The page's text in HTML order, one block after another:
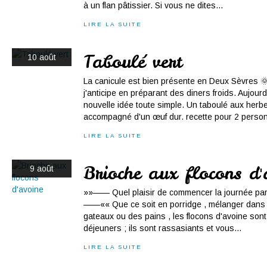
à un flan pâtissier. Si vous ne dites...
LIRE LA SUITE
10 août Taboulé vert
La canicule est bien présente en Deux Sèvres
j'anticipe en préparant des diners froids.
nouvelle idée toute simple. Un taboulé aux
accompagné d'un œuf dur. recette pour 2
LIRE LA SUITE
9 août Brioche aux flocons
»»—— Quel plaisir de commencer la journée
——«« Que ce soit en porridge , mélanger dans
gateaux ou des pains , les flocons d'avoine
déjeuners ; ils sont rassasiants et vous...
LIRE LA SUITE